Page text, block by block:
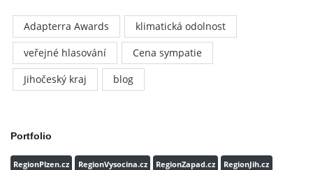
Adapterra Awards
klimatická odolnost
veřejné hlasování
Cena sympatie
Jihočeský kraj
blog
Portfolio
RegionPlzen.cz RegionVysocina.cz RegionZapad.cz RegionJih.cz